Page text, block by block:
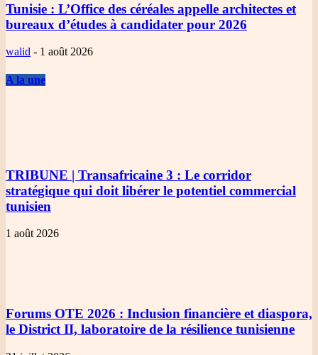
Tunisie : L’Office des céréales appelle architectes et
bureaux d’études à candidater pour 2026
walid - 1 août 2026
A la une
TRIBUNE | Transafricaine 3 : Le corridor
stratégique qui doit libérer le potentiel commercial
tunisien
1 août 2026
Forums OTE 2026 : Inclusion financière et diaspora,
le District II, laboratoire de la résilience tunisienne